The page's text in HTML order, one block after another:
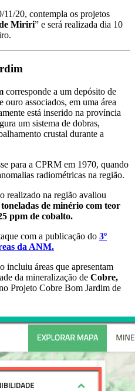
20, contempla os projetos
Miriri” e será realizada dia 10
corresponde a um depósito de
associados, em uma área
está inserido na província
um sistema de dobras,
crustal durante a
para a CPRM em 1970, quando
radiométricas na região.
realizado na região avaliou
de minério com teor
ppm de cobalto.
com a publicação do 3º
da ANM.
incluiu áreas que apresentam
da mineralização de Cobre,
Projeto Cobre Bom Jardim de